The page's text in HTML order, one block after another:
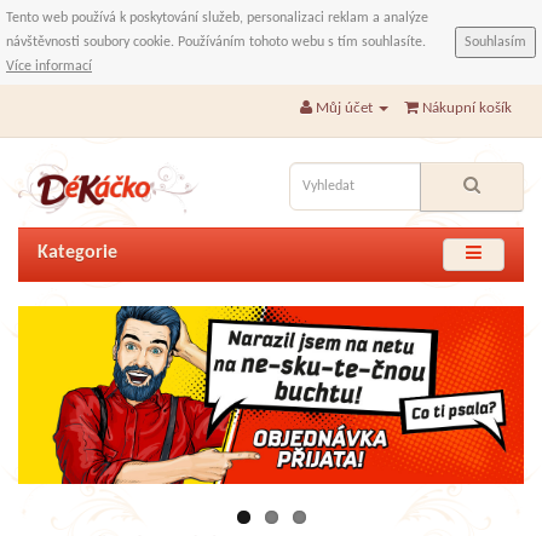
Tento web používá k poskytování služeb, personalizaci reklam a analýze
návštěvnosti soubory cookie. Používáním tohoto webu s tím souhlasíte.
Více informací
Souhlasím
Můj účet Nákupní košík
Kategorie